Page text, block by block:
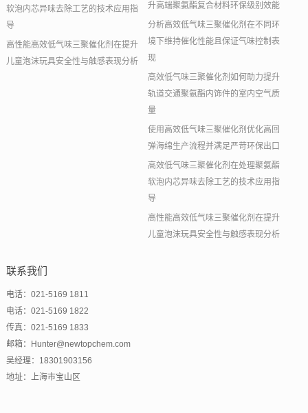
软泡内芯异味去除工艺的技术应用指
导
高性能高效低气味三聚催化剂在提升
儿童泡沫玩具安全性与触感表现分析
升高端聚氨酯复合材料环保级别效能
分析高效低气味三聚催化剂在不同环
境下维持催化性能且保证气味控制表
现
高效低气味三聚催化剂如何助力提升
轨道交通聚氨酯内饰件的室内空气质
量
使用高效低气味三聚催化剂优化高回
弹海绵生产流程并满足严苛环保出口
高效低气味三聚催化剂在处理聚氨酯
软泡内芯异味去除工艺的技术应用指
导
高性能高效低气味三聚催化剂在提升
儿童泡沫玩具安全性与触感表现分析
联系我们
电话：021-5169 1811
电话：021-5169 1822
传真：021-5169 1833
邮箱：Hunter@newtopchem.com
吴经理：18301903156
地址：上海市宝山区